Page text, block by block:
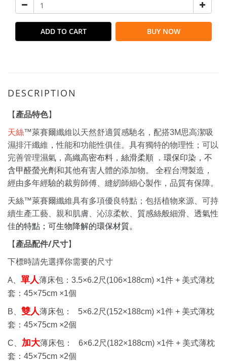
ADD TO CART BUY NOW
DESCRIPTION
【 產品特色】
天絲™萊賽爾纖維以天然舒適質感馳名，配搭3M思高潔吸
濕排汗纖維 ，性能和功能性俱佳。具有獨特的物理性；可以
完善管理濕氣， 高織高密布料，絲滑柔順 ．環保印染，不
含甲醛螢光劑和其他有害人體的添加物。
全程台灣製造，
經由多年經驗的裁剪師傅、縫紉師細心製作，品質有保障。
天絲™萊賽爾纖維具有多項優良特點；包括植物來源、可持
續生產工藝、親和肌膚、 沁涼柔軟、質感絲般細滑、透氣性
佳的特點；可生物降解的環保材質。
【 產品配件/尺寸】
下標時請先選擇你需要的尺寸
A、 單人薄床包： 3.5×6.2尺 (106×188cm) ×1件 + 美式薄枕
套： 45×75cm ×1個
B、 雙人薄床包： 5×6.2尺 (152×188cm) ×1件 + 美式薄枕
套： 45×75cm ×2個
C、 加大薄床包： 6×6.2尺 (182×188cm) ×1件 + 美式薄枕
套： 45×75cm ×2個